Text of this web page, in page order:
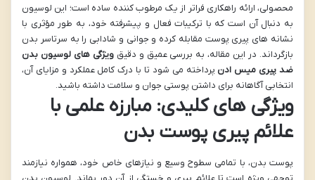
محصولی، ارائه راهکاری فراتر از یک مرطوب کننده ساده است؛ این لوسیون
به دنبال آن است که با ترکیبات فعال و پیشرفته خود، به طور مؤثری با
نشانه های پیری پوست مقابله کرده و جوانی و شادابی را به سرتاسر بدن
بازگرداند. در این مقاله، به بررسی عمیق و دقیقویژگی های لوسیون بدن
ضد پیری میس ادن پرداخته می شود تا با درک کامل عملکرد و مزایای آن،
انتخابی آگاهانه برای داشتن پوستی جوان و سلامت داشته باشید.
ویژگی های کلیدی: مبارزه علمی با
علائم پیری پوست بدن
پوست بدن، با تمامی سطوح وسیع و نیازهای خاص خود، همواره نیازمند